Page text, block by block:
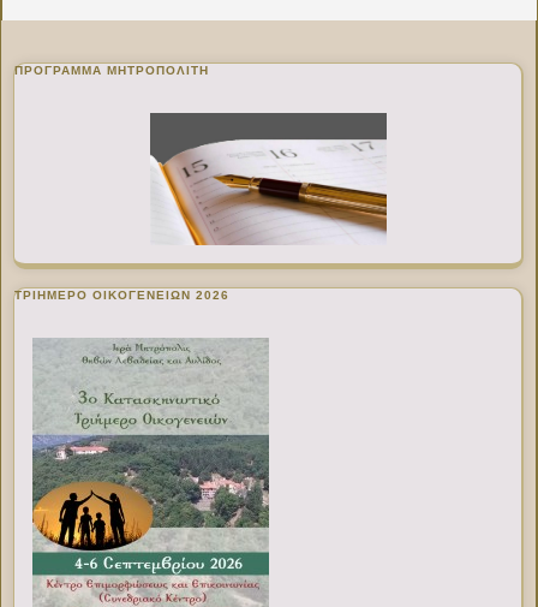
ΠΡΌΓΡΑΜΜΑ ΜΗΤΡΟΠΟΛΊΤΗ
ΤΡΙΗΜΕΡΟ ΟΙΚΟΓΕΝΕΙΩΝ 2026